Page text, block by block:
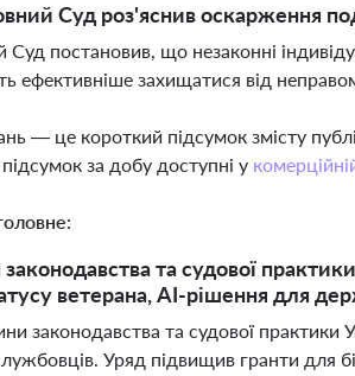
Суд роз'яснив оскарження
Суд постановив, що незаконні
ефективніше захищатися від
— це короткий підсумок змісту
за добу доступні у
та судової
ветерана, AI-рішення для
законодавства та судової практики
Уряд підвищив гранти для